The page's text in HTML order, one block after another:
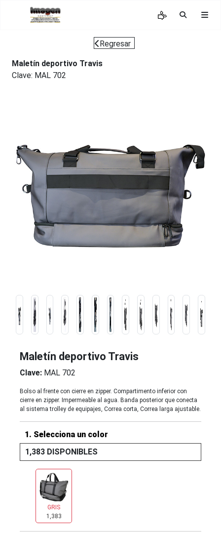
Regresar
Maletín deportivo Travis
Clave: MAL 702
Maletín deportivo Travis
Clave: MAL 702
Bolso al frente con cierre en zipper. Compartimento inferior con
cierre en zipper. Impermeable al agua. Banda posterior que conecta
al sistema trolley de equipajes, Correa corta, Correa larga ajustable.
1. Selecciona un color
1,383 DISPONIBLES
GRIS
1,383